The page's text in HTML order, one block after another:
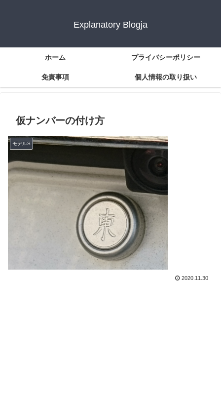
Explanatory Blogja
ホーム プライバシーポリシー
免責事項 個人情報の取り扱い
仮ナンバーの付け方
モデルS
2020.11.30